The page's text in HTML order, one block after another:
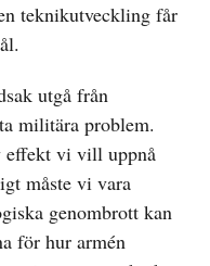
teknikutveckling får
utgå från
militära problem.
effekt vi vill uppnå
måste vi vara
genombrott kan
för hur armén